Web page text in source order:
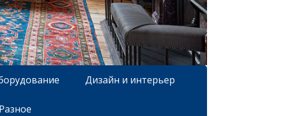
Дизайн и интерьер
Разное